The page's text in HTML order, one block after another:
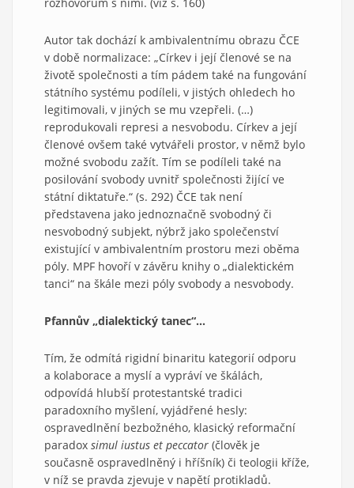
Autor tak dochází k ambivalentnímu obrazu ČCE
v době normalizace: „Církev i její členové se na
životě společnosti a tím pádem také na fungování
státního systému podíleli, v jistých ohledech ho
legitimovali, v jiných se mu vzepřeli. (…)
reprodukovali represi a nesvobodu. Církev a její
členové ovšem také vytvářeli prostor, v němž bylo
možné svobodu zažít. Tím se podíleli také na
posilování svobody uvnitř společnosti žijící ve
státní diktatuře.“ (s. 292) ČCE tak není
představena jako jednoznačně svobodný či
nesvobodný subjekt, nýbrž jako společenství
existující v ambivalentním prostoru mezi oběma
póly. MPF hovoří v závěru knihy o „dialektickém
tanci“ na škále mezi póly svobody a nesvobody.
Pfannův „dialektický tanec“…
Tím, že odmítá rigidní binaritu kategorií odporu
a kolaborace a myslí a vypráví ve škálách,
odpovídá hlubší protestantské tradici
paradoxního myšlení, vyjádřené hesly:
ospravedlnění bezbožného, klasický reformační
paradox simul iustus et peccator (člověk je
současně ospravedlněný i hříšník) či teologii kříže,
v níž se pravda zjevuje v napětí protikladů.